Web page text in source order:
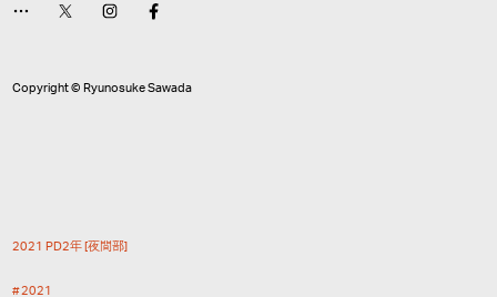
Copyright © Ryunosuke Sawada
2021 PD2年 [夜間部]
2021